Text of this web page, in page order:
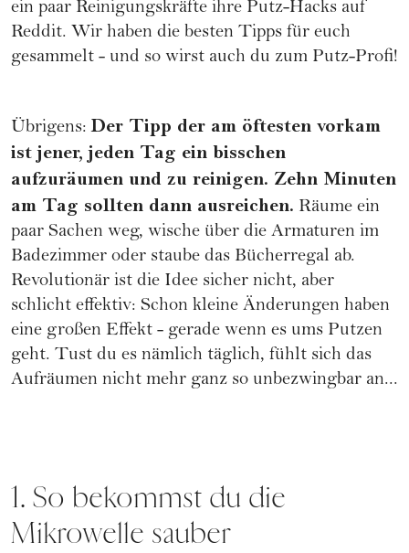
ein paar Reinigungskräfte ihre Putz-Hacks auf
Reddit. Wir haben die besten Tipps für euch
gesammelt - und so wirst auch du zum Putz-Profi!
Übrigens:Der Tipp der am öftesten vorkam
ist jener, jeden Tag ein bisschen
aufzuräumen und zu reinigen. Zehn Minuten
am Tag sollten dann ausreichen. Räume ein
paar Sachen weg, wische über die Armaturen im
Badezimmer oder staube das Bücherregal ab.
Revolutionär ist die Idee sicher nicht, aber
schlicht effektiv: Schon kleine Änderungen haben
eine großen Effekt - gerade wenn es ums Putzen
geht. Tust du es nämlich täglich, fühlt sich das
Aufräumen nicht mehr ganz so unbezwingbar an...
1. So bekommst du die
Mikrowelle sauber